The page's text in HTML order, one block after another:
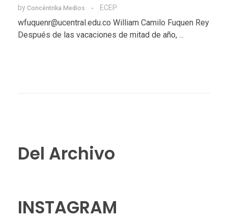
by Concéntrika Medios ECEP
wfuquenr@ucentral.edu.co William Camilo Fuquen Rey
Después de las vacaciones de mitad de año, ...
Del Archivo
INSTAGRAM